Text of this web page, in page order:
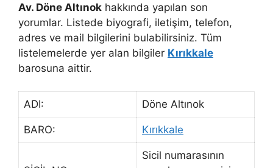
Av. Döne Altınok hakkında yapılan son
yorumlar. Listede biyografi, iletişim, telefon,
adres ve mail bilgilerini bulabilirsiniz. Tüm
listelemelerde yer alan bilgiler Kırıkkale
barosuna aittir.
ADI: Döne Altınok
BARO: Kırıkkale
Sicil numarasının